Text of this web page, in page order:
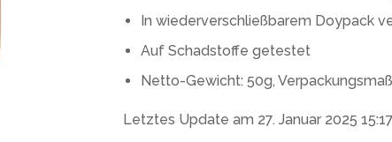
In wiederverschließbarem Doypack
Auf Schadstoffe getestet
Netto-Gewicht: 50g,
Letztes Update am 27. Januar 2025 15:17